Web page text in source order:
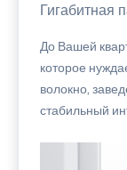
Гигабитная
До Вашей
которое
волокно,
стабильный